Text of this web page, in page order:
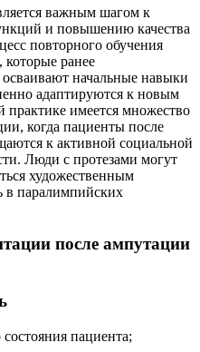
важным шагом к
и повышению качества
повторного обучения
ранее
начальные навыки
адаптируются к новым
имеется множество
когда пациенты после
к активной социальной
Люди с протезами могут
художественным
в паралимпийских
после ампутации
пациента;